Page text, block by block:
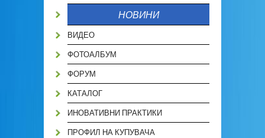
НОВИНИ
ВИДЕО
ФОТОАЛБУМ
ФОРУМ
КАТАЛОГ
ИНОВАТИВНИ ПРАКТИКИ
ПРОФИЛ НА КУПУВАЧА